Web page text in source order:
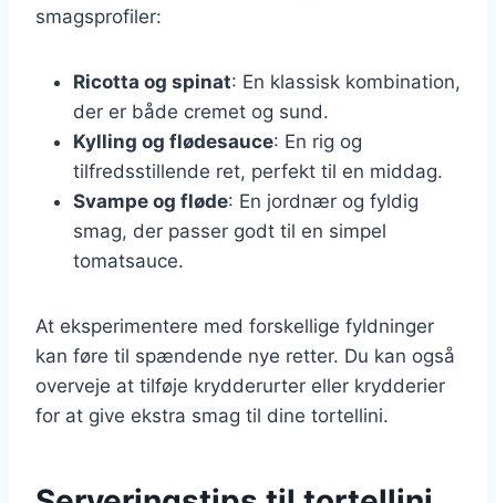
smagsprofiler:
Ricotta og spinat: En klassisk kombination,
der er både cremet og sund.
Kylling og flødesauce: En rig og
tilfredsstillende ret, perfekt til en middag.
Svampe og fløde: En jordnær og fyldig
smag, der passer godt til en simpel
tomatsauce.
At eksperimentere med forskellige fyldninger
kan føre til spændende nye retter. Du kan også
overveje at tilføje krydderurter eller krydderier
for at give ekstra smag til dine tortellini.